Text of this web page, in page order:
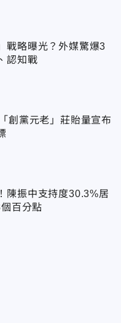
戰略曝光？外媒驚爆3
認知戰
創黨元老」莊貽量宣布
陳振中支持度30.3%居
百分點